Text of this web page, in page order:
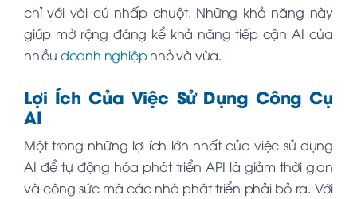
chỉ với vài cú nhấp chuột. Những khả năng này
giúp mở rộng đáng kể khả năng tiếp cận AI của
nhiều doanh nghiệpnhỏ và vừa.
Lợi Ích Của Việc Sử Dụng Công Cụ
AI
Một trong những lợi ích lớn nhất của việc sử dụng
AI để tự động hóa phát triển API là giảm thời gian
và công sức mà các nhà phát triển phải bỏ ra. Với